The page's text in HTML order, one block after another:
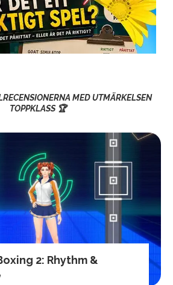
MED UTMÄRKELSEN
TOPPKLASS 🏆
2: Rhythm &